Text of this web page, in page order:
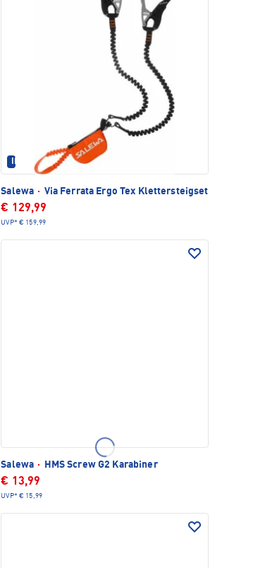
IM SET ERHÄLTLICH
Salewa · Via Ferrata Ergo Tex Klettersteigset
€ 129,99
UVP* € 159,99
Salewa · HMS Screw G2 Karabiner
€ 13,99
UVP* € 15,99